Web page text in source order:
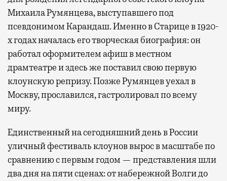
Михаила Румянцева, выступавшего под
псевдонимом Карандаш. Именно в Старице в 1920-
х годах началась его творческая биография: он
работал оформителем афиш в местном
драмтеатре и здесь же поставил свою первую
клоунскую репризу. Позже Румянцев уехал в
Москву, прославился, гастролировал по всему
миру.
Единственный на сегодняшний день в России
уличный фестиваль клоунов вырос в масштабе по
сравнению с первым годом — представления шли
два дня на пяти сценах: от набережной Волги до